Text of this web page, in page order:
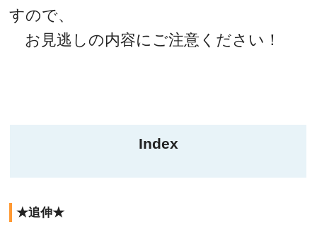
すので、
お見逃しの内容にご注意ください！
Index
★追伸★